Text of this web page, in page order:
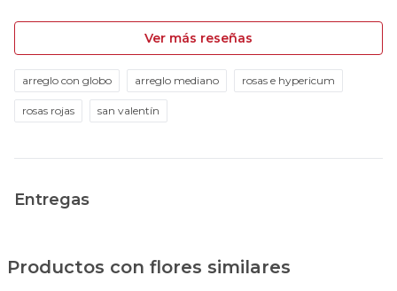
Ver más reseñas
arreglo con globo arreglo mediano rosas e hypericum
rosas rojas san valentín
Entregas
Productos con flores similares